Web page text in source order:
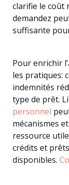
clarifie le coût
demandez
suffisante
Pour enrichir
les pratiques:
indemnités
type de prêt.
personnel
mécanismes
ressource
crédits et
disponibles.